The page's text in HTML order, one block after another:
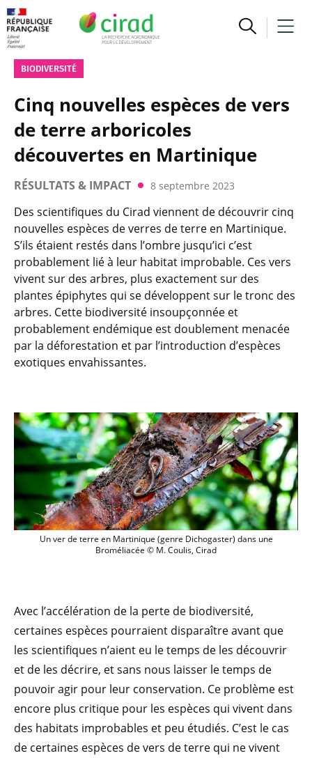
BIODIVERSITÉ
Cinq nouvelles espèces de vers
de terre arboricoles
découvertes en Martinique
RÉSULTATS & IMPACT 8 septembre 2023
Des scientifiques du Cirad viennent de découvrir cinq
nouvelles espèces de verres de terre en Martinique.
S’ils étaient restés dans l’ombre jusqu’ici c’est
probablement lié à leur habitat improbable. Ces vers
vivent sur des arbres, plus exactement sur des
plantes épiphytes qui se développent sur le tronc des
arbres. Cette biodiversité insoupçonnée et
probablement endémique est doublement menacée
par la déforestation et par l’introduction d’espèces
exotiques envahissantes.
Un ver de terre en Martinique (genre
Un ver de terre en Martinique (genre Dichogaster) dans une
Broméliacée © M. Coulis, Cirad
Avec l’accélération de la perte de biodiversité,
certaines espèces pourraient disparaître avant que
les scientifiques n’aient eu le temps de les découvrir
et de les décrire, et sans nous laisser le temps de
pouvoir agir pour leur conservation. Ce problème est
encore plus critique pour les espèces qui vivent dans
des habitats improbables et peu étudiés. C’est le cas
de certaines espèces de vers de terre qui ne vivent